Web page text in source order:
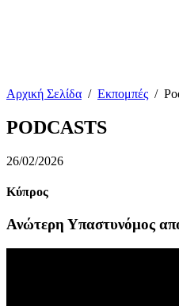
Αρχική Σελίδα / Εκπομπές /
PODCASTS
26/02/2026
Κύπρος
Ανώτερη Υπαστυνόμος